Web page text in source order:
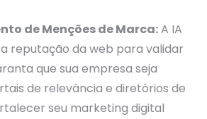
de Menções de Marca:A IA
a reputação da web para validar
que sua empresa seja
de relevância e diretórios de
seu marketing digital